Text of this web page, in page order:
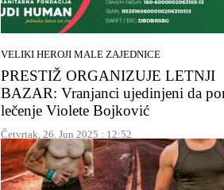
VELIKI HEROJI MALE ZAJEDNICE
PRESTIŽ ORGANIZUJE LETNJI
BAZAR: Vranjanci ujedinjeni da
lečenje Violete Bojković
Četvrtak, 26. Jun 2025 : 12:52